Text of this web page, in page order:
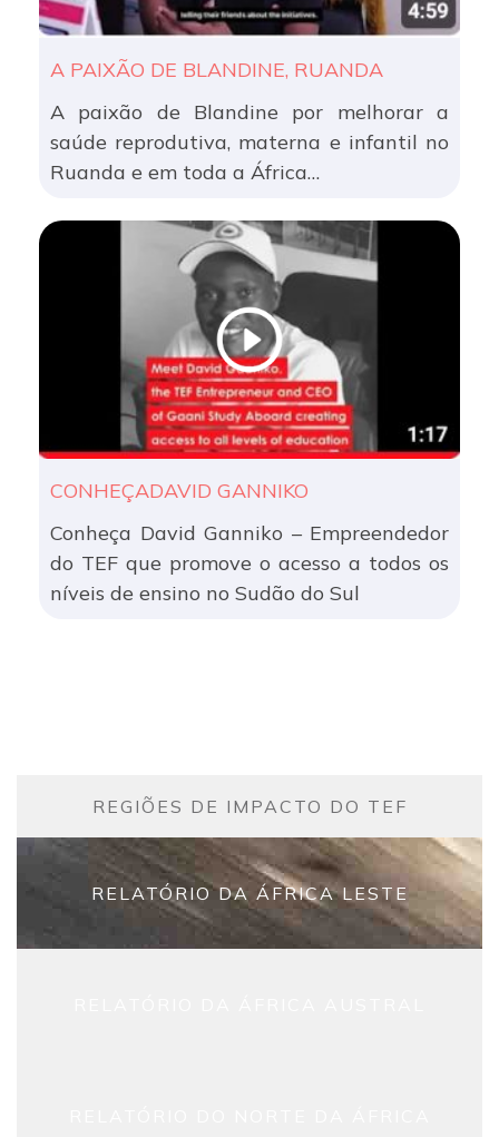
A PAIXÃO DE BLANDINE, RUANDA
A paixão de Blandine por melhorar a
saúde reprodutiva, materna e infantil no
Ruanda e em toda a África…
CONHEÇADAVID GANNIKO
Conheça David Ganniko – Empreendedor
do TEF que promove o acesso a todos os
níveis de ensino no Sudão do Sul
REGIÕES DE IMPACTO DO TEF
RELATÓRIO DA ÁFRICA LESTE